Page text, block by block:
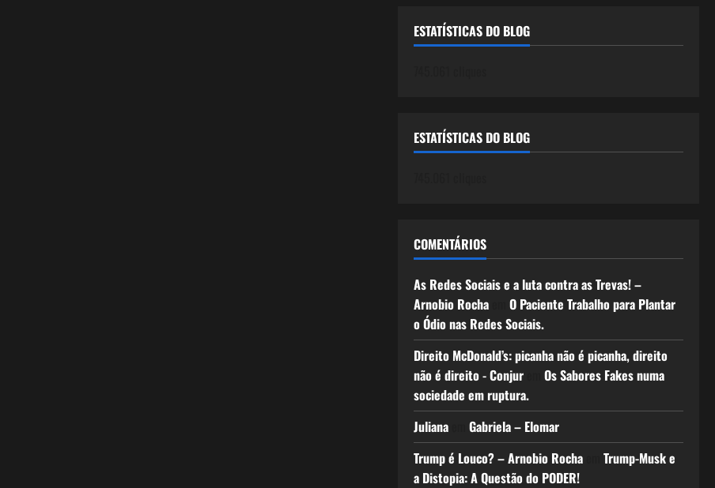
ESTATÍSTICAS DO BLOG
ESTATÍSTICAS DO BLOG
COMENTÁRIOS
As Redes Sociais e a luta contra as Trevas! –
Arnobio Rochaem O Paciente Trabalho para Plantar
o Ódio nas Redes Sociais.
Direito McDonald’s: picanha não é picanha, direito
não é direito - Conjurem Os Sabores Fakes numa
sociedade em ruptura.
Julianaem Gabriela – Elomar
Trump é Louco? – Arnobio Rochaem Trump-Musk e
a Distopia: A Questão do PODER!